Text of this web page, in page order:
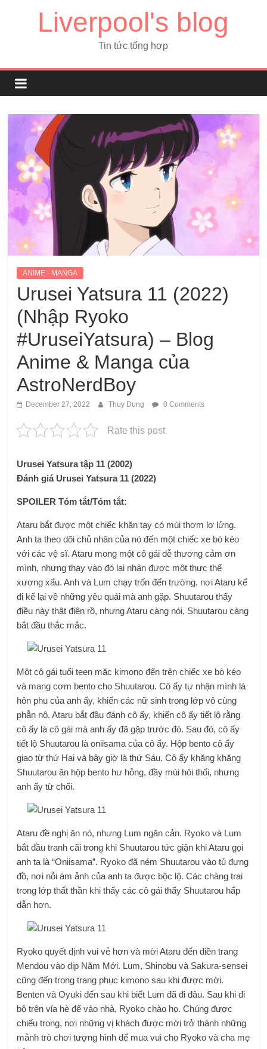
Liverpool's blog
Tin tức tổng hợp
ANIME - MANGA
Urusei Yatsura 11 (2022)
(Nhập Ryoko
#UruseiYatsura) – Blog
Anime & Manga của
AstroNerdBoy
December 27, 2022 Thuy Dung 0 Comments
Rate this post
Urusei Yatsura tập 11 (2002)
Đánh giá Urusei Yatsura 11 (2022)
SPOILER Tóm tắt/Tóm tắt:
Ataru bắt được một chiếc khăn tay có mùi thơm lơ lửng.
Anh ta theo dõi chủ nhân của nó đến một chiếc xe bò kéo
với các vệ sĩ. Ataru mong một cô gái dễ thương cảm ơn
mình, nhưng thay vào đó lại nhận được một thực thể
xương xẩu. Anh và Lum chạy trốn đến trường, nơi Ataru kể
đi kể lại về những yêu quái mà anh gặp. Shuutarou thấy
điều này thật điên rồ, nhưng Ataru càng nói, Shuutarou càng
bắt đầu thắc mắc.
Một cô gái tuổi teen mặc kimono đến trên chiếc xe bò kéo
và mang cơm bento cho Shuutarou. Cô ấy tự nhận mình là
hôn phu của anh ấy, khiến các nữ sinh trong lớp vô cùng
phẫn nộ. Ataru bắt đầu đánh cô ấy, khiến cô ấy tiết lộ rằng
cô ấy là cô gái mà anh ấy đã gặp trước đó. Sau đó, cô ấy
tiết lộ Shuutarou là oniisama của cô ấy. Hộp bento cô ấy
giao từ thứ Hai và bây giờ là thứ Sáu. Cô ấy khăng khăng
Shuutarou ăn hộp bento hư hỏng, đầy mùi hôi thối, nhưng
anh ấy từ chối.
Ataru đề nghị ăn nó, nhưng Lum ngăn cản. Ryoko và Lum
bắt đầu tranh cãi trong khi Shuutarou tức giận khi Ataru gọi
anh ta là “Oniisama”. Ryoko đã ném Shuutarou vào tủ đựng
đồ, nơi nỗi ám ảnh của anh ta được bộc lộ. Các chàng trai
trong lớp thất thần khi thấy các cô gái thấy Shuutarou hấp
dẫn hơn.
Ryoko quyết định vui vẻ hơn và mời Ataru đến điền trang
Mendou vào dịp Năm Mới. Lum, Shinobu và Sakura-sensei
cũng đến trong trang phục kimono sau khi được mời.
Benten và Oyuki đến sau khi biết Lum đã đi đâu. Sau khi đi
bộ trên vỉa hè để vào nhà, Ryoko chào họ. Chúng được
chiếu trong, nơi những vị khách được mời trở thành những
mảnh trò chơi tượng hình để mua vui cho Ryoko và cha mẹ